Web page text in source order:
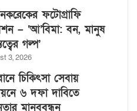
ফটোগ্রাফি
– ‘আ’বিমা: বন, মানুষ
গল্প’
3, 2026
চিকিৎসা সেবায়
৬ দফা দাবিতে
মানববন্ধন